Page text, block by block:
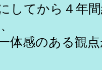
てから４年間
感のある観点